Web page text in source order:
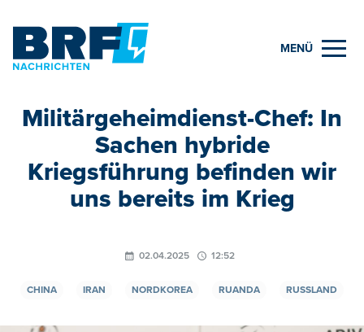
MENÜ
Militärgeheimdienst-Chef: In
Sachen hybride
Kriegsführung befinden wir
uns bereits im Krieg
02.04.2025 12:52
CHINA IRAN NORDKOREA RUANDA RUSSLAND